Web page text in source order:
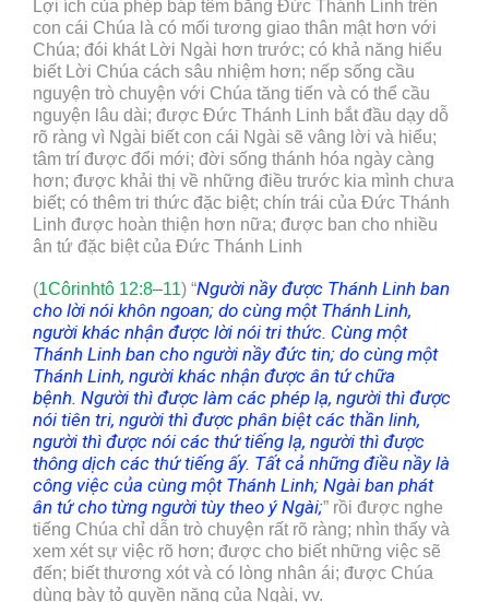
Lợi ích của phép báp têm bằng Đức Thánh Linh trên
con cái Chúa là có mối tương giao thân mật hơn với
Chúa; đói khát Lời Ngài hơn trước; có khả năng hiểu
biết Lời Chúa cách sâu nhiệm hơn; nếp sống cầu
nguyện trò chuyện với Chúa tăng tiến và có thể cầu
nguyện lâu dài; được Đức Thánh Linh bắt đầu dạy dỗ
rõ ràng vì Ngài biết con cái Ngài sẽ vâng lời và hiểu;
tâm trí được đổi mới; đời sống thánh hóa ngày càng
hơn; được khải thị về những điều trước kia mình chưa
biết; có thêm tri thức đặc biệt; chín trái của Đức Thánh
Linh được hoàn thiện hơn nữa; được ban cho nhiều
ân tứ đặc biệt của Đức Thánh Linh
(1Côrinhtô 12:8–11) “Người nầy được Thánh Linh ban
cho lời nói khôn ngoan; do cùng một ThánhLinh,
người khác nhận được lời nói tri thức. Cùng một
Thánh Linh ban cho người nầy đức tin; do cùng một
Thánh Linh, người khác nhận được ân tứ chữa
bệnh. Người thì được làm các phép lạ, người thì được
nói tiên tri, người thì được phân biệt các thần linh,
người thì được nói các thứ tiếng lạ, người thì được
thông dịch các thứ tiếng ấy. Tất cả những điều nầy là
công việc của cùng một Thánh Linh; Ngài ban phát
ân tứ cho từng người tùy theo ý Ngài;” rồi được nghe
tiếng Chúa chỉ dẫn trò chuyện rất rõ ràng; nhìn thấy và
xem xét sự việc rõ hơn; được cho biết những việc sẽ
đến; biết thương xót và có lòng nhân ái; được Chúa
dùng bày tỏ quyền năng của Ngài, vv.